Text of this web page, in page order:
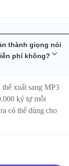
thành giọng nói
phí không?
xuất sang MP3
ký tự mỗi
có thể dùng cho